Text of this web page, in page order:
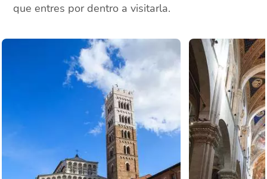
que entres por dentro a visitarla.